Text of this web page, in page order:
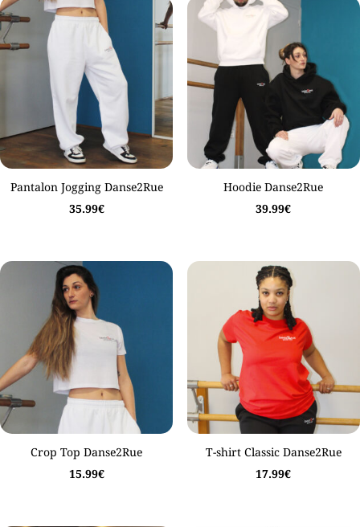
plus
récent
plus
ancien
Pantalon Jogging Danse2Rue
35.99€
Hoodie Danse2Rue
39.99€
Crop Top Danse2Rue
15.99€
T-shirt Classic Danse2Rue
17.99€